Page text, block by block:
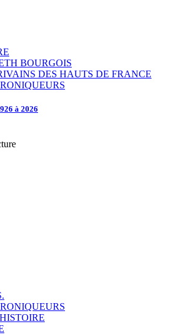
BOURGOIS
DES HAUTS DE FRANCE
à 2026